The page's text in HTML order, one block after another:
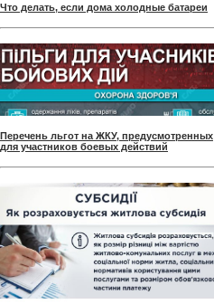
Что делать, если дома холодные батареи
Перечень льгот на ЖКУ, предусмотренных
для участников боевых действий